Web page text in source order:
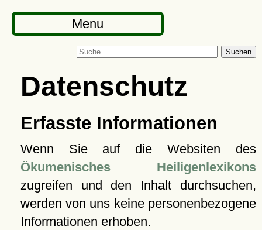
Menu
Suchen
Datenschutz
Erfasste Informationen
Wenn Sie auf die Websiten des
Ökumenisches Heiligenlexikons
zugreifen und den Inhalt durchsuchen,
werden von uns keine personenbezogene
Informationen erhoben.